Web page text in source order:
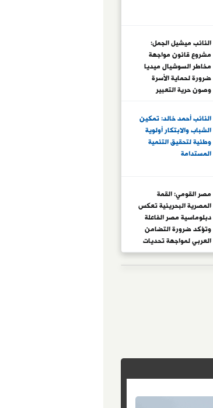
النائب ميشيل الجمل:
مشروع قانون مواجهة
مخاطر السوشيال ميديا
ضرورة لحماية الأسرة
وصون حرية التعبير
النائب أحمد خالد: تمكين
الشباب والابتكار أولوية
وطنية لتحقيق التنمية
المستدامة
مصر القومي: القمة
المصرية البحرينية تعكس
دبلوماسية مصر الفاعلة
وتؤكد ضرورة التضامن
العربي لمواجهة تحديات
المرحلة